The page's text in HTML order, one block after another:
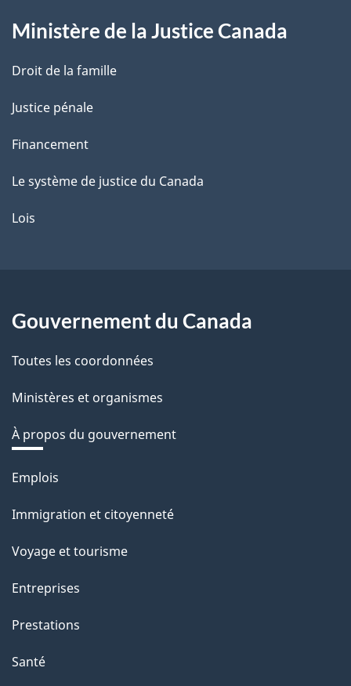
e
Ministère de la Justice Canada
Droit de la famille
Justice pénale
Financement
Le système de justice du Canada
Lois
Gouvernement du Canada
Toutes les coordonnées
Ministères et organismes
À propos du gouvernement
Thèmes
sujets
Emplois
Immigration et citoyenneté
Voyage et tourisme
Entreprises
Prestations
Santé